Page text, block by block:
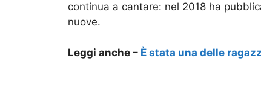
continua a cantare: nel 2018 ha
nuove.
Leggi anche – È stata una delle